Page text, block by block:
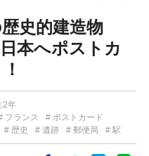
史的建造物
本へポストカ
2年
フランス
ポストカード
歴史 遺跡 郵便局 駅